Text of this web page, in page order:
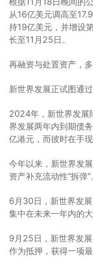
从16亿美元调高至
持19亿美元，并增设
长至11月25日。
再融资与处置资产，
新世界发展正试图通
2024年，新世界发展
界发展两年内到期债
亿港元，而彼时在手
今年以来，新世界发
资产补充流动性“拆弹”
6月30日，新世界发
集中在未来一年内的
9月25日，新世界发
作为抵押，获得一项